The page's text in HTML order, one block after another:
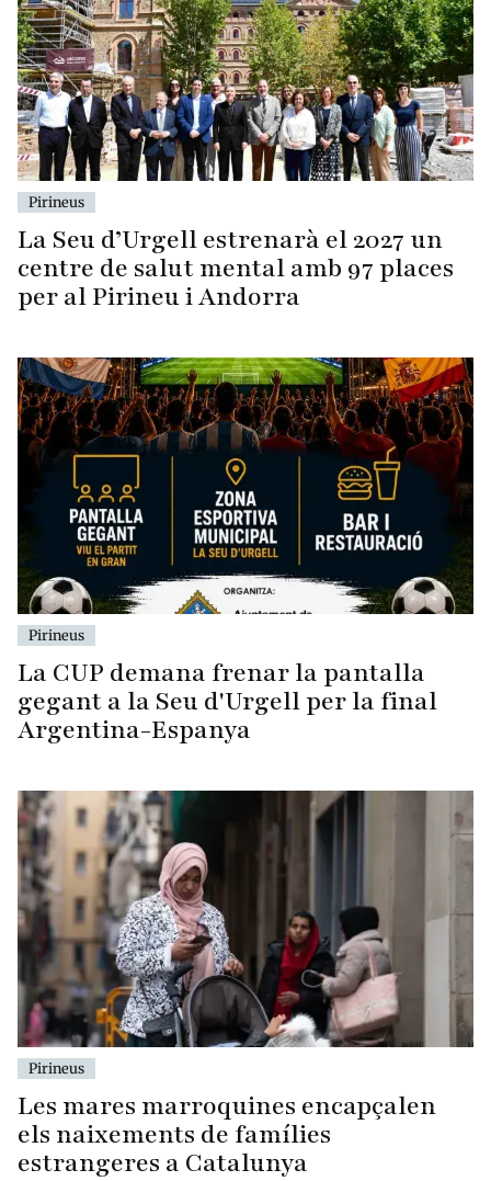
Pirineus
La Seu d’Urgell estrenarà el 2027 un
centre de salut mental amb 97 places
per al Pirineu i Andorra
Pirineus
La CUP demana frenar la pantalla
gegant a la Seu d'Urgell per la final
Argentina-Espanya
Pirineus
Les mares marroquines encapçalen
els naixements de famílies
estrangeres a Catalunya